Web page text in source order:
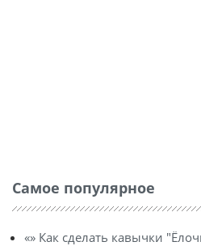
Самое популярное
«» Как сделать кавычки